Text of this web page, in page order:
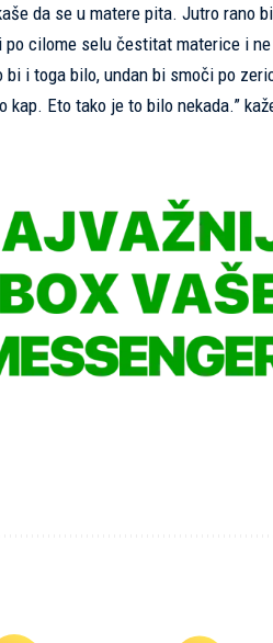
da se u matere pita. Jutro rano
po cilome selu čestitat materice i
i toga bilo, undan bi smoči po
Eto tako je to bilo nekada.”